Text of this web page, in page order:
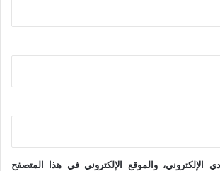
الإلكتروني، والموقع الإلكتروني في هذا المتصفح